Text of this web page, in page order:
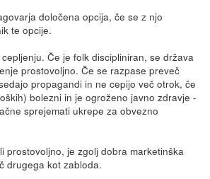
določena opcija, če se z njo
te opcije.
Če je folk discipliniran, se država
prostovoljno. Če se razpase preveč
propagandi in ne cepijo več otrok, če
bolezni in je ogroženo javno zdravje -
sprejemati ukrepe za obvezno
prostovoljno, je zgolj dobra marketinška
drugega kot zabloda.